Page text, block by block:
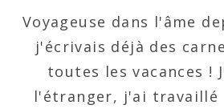
Voyageuse dans l'âme
j'écrivais déjà des
toutes les vacances !
l'étranger, j'ai travaillé